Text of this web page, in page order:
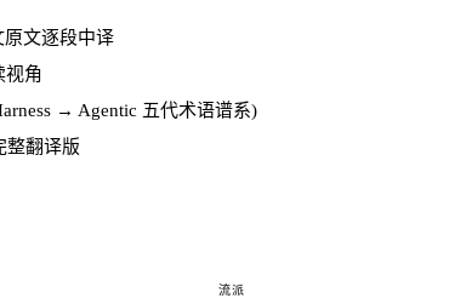
文逐段中译
视角
→ Agentic 五代术语谱系)
整翻译版
流派